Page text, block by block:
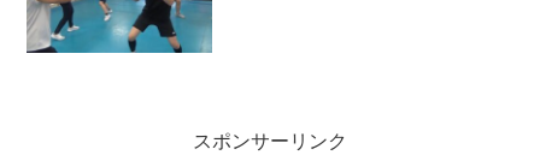
スポンサーリンク